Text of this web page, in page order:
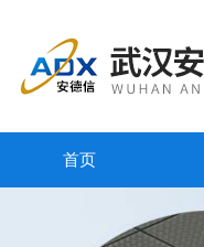
首页